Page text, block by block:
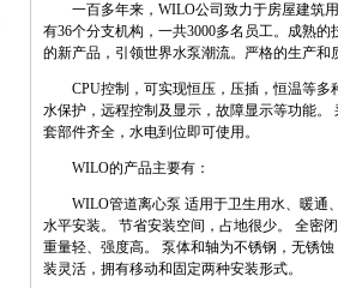
一百多年来，WILO公司致力于房屋建筑用
有36个分支机构，一共3000多名员工。成熟
的新产品，引领世界水泵潮流。严格的生产和
CPU控制，可实现恒压，压插，恒温等多
水保护，远程控制及显示，故障显示等功能
套部件齐全，水电到位即可使用。
WILO的产品主要有：
WILO管道离心泵 适用于卫生用水、暖通、
水平安装。 节省安装空间，占地很少。 全密
重量轻、强度高。 泵体和轴为不锈钢，无锈
装灵活，拥有移动和固定两种安装形式。